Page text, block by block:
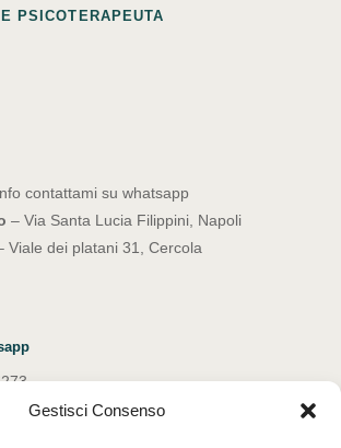
Gestisci Consenso
PSICOTERAPEUTA
contattami su whatsapp
– Via Santa Lucia Filippini, Napoli
Viale dei platani 31, Cercola